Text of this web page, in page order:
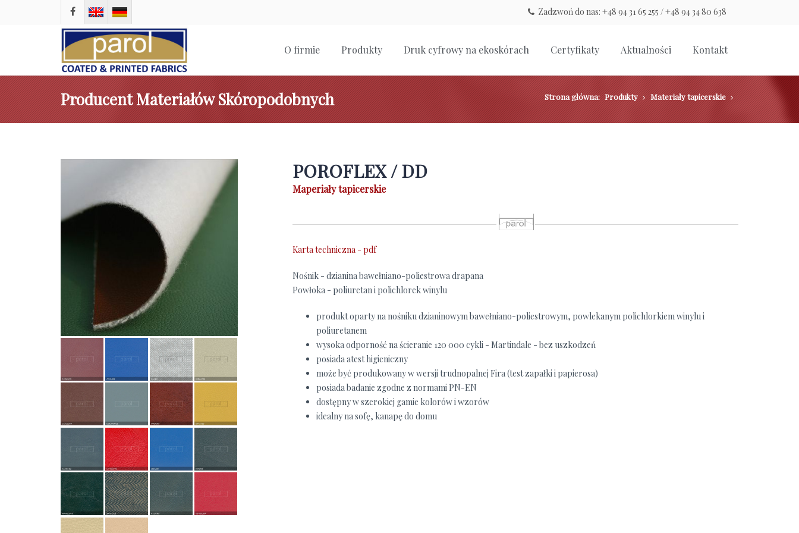
Zadzwoń do nas: +48 94 31 65 255 / +48 94 34 80 638
O firmie Produkty Druk cyfrowy na ekoskórach Certyfikaty Aktualności Kontakt
Producent Materiałów Skóropodobnych Strona główna: Produkty Materiały tapicerskie
POROFLEX / DD
Maperiały tapicerskie
p
Karta techniczna - pdf​
Nośnik - dzianina bawełniano-poliestrowa drapana
Powłoka - poliuretan i polichlorek winylu
produkt oparty na nośniku dzianinowym bawełniano-poliestrowym, powlekanym polichlorkiem winylu i
poliuretanem
wysoka odporność na ścieranie 120 000 cykli - Martindale - bez uszkodzeń
posiada atest higieniczny
może być produkowany w wersji trudnopalnej Fira (test zapałki i papierosa)
posiada badanie zgodne z normami PN-EN
dostępny w szerokiej gamie kolorów i wzorów
idealny na sofę, kanapę do domu